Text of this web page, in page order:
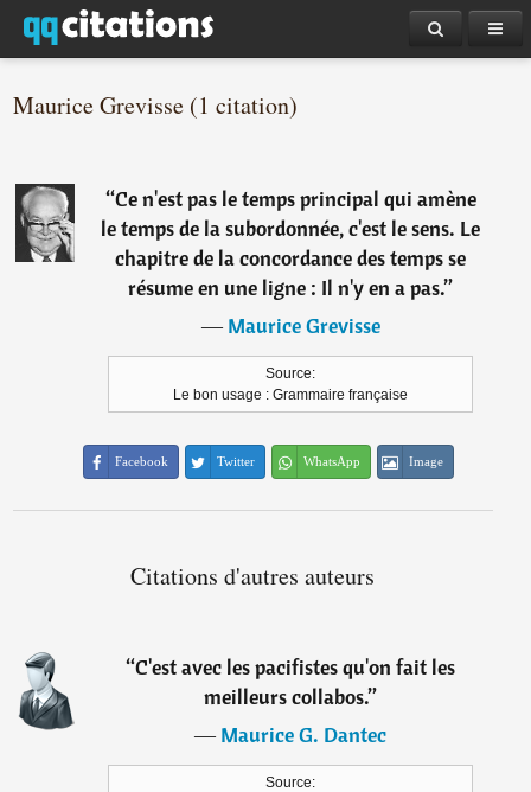
Maurice Grevisse (1 citation)
“Ce n'est pas le temps principal qui amène
le temps de la subordonnée, c'est le sens. Le
chapitre de la concordance des temps se
résume en une ligne : Il n'y en a pas.”
―Maurice Grevisse
Source:
Le bon usage : Grammaire française
Facebook Twitter WhatsApp Image
Citations d'autres auteurs
“C'est avec les pacifistes qu'on fait les
meilleurs collabos.”
―Maurice G. Dantec
Source: